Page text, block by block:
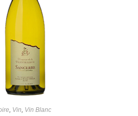
Vin Vin Blanc